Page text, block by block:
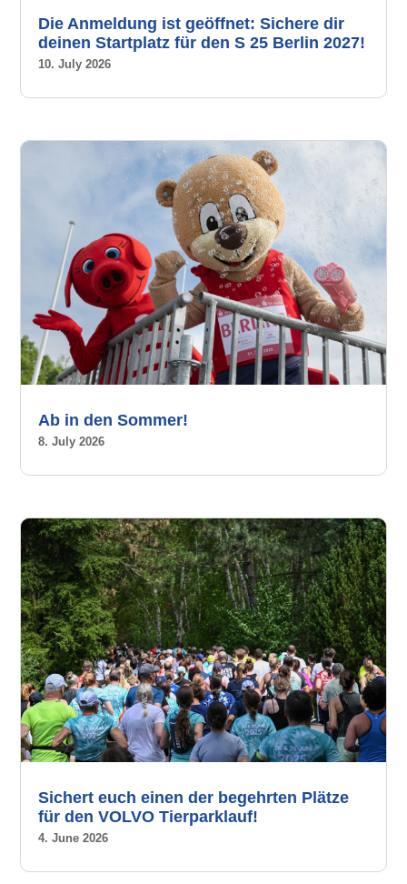
Die Anmeldung ist geöffnet: Sichere dir
deinen Startplatz für den S 25 Berlin 2027!
10. July 2026
Ab in den Sommer!
8. July 2026
Sichert euch einen der begehrten Plätze
für den VOLVO Tierparklauf!
4. June 2026